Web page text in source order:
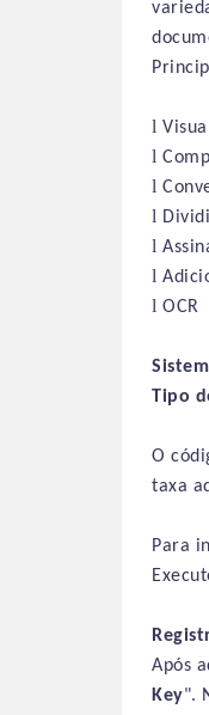
l
l
l
l
l
l
l OCR
Tipo
O
taxa
Para
Após
Key".